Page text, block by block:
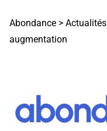
Abondance > Actualités
augmentation